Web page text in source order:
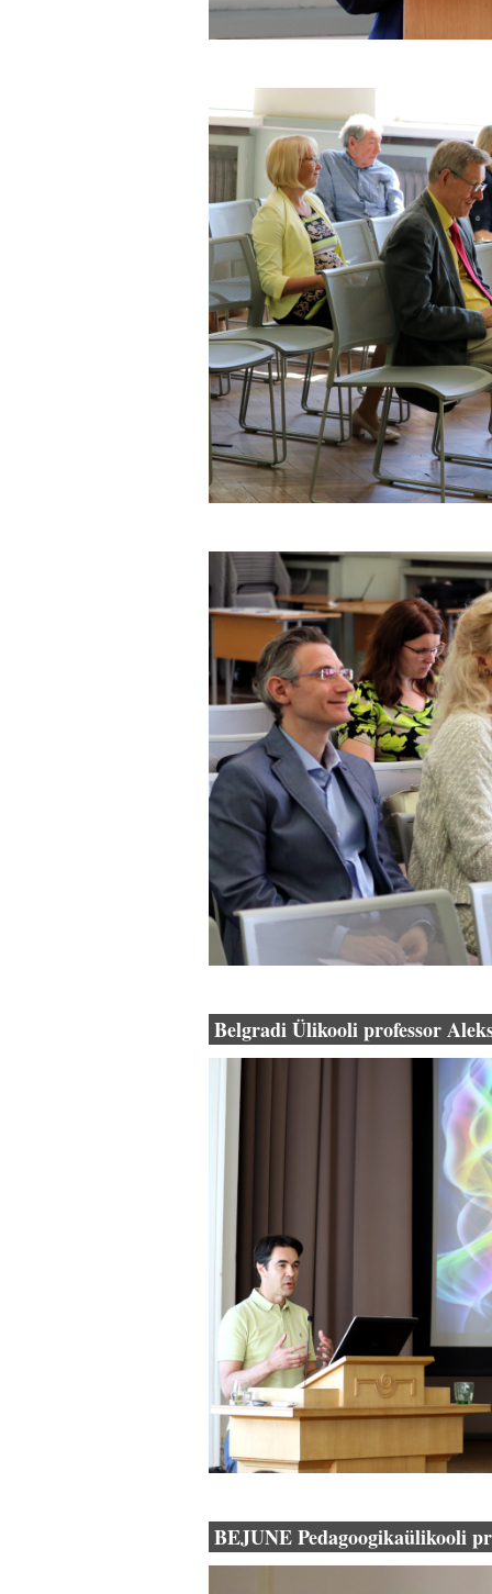
Belgradi Ülikooli professor
BEJUNE Pedagoogikaülikooli